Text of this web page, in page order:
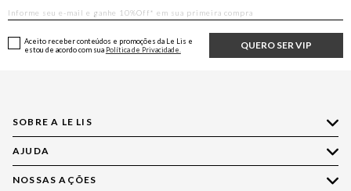
QUERO SER VIP
Aceito receber conteúdos e promoções da Le Lis e
estou de acordo com sua Política de Privacidade.
SOBRE A LE LIS
Quem Somos
Nossas Lojas
AJUDA
Compre pelo WhatsApp
NOSSAS AÇÕES